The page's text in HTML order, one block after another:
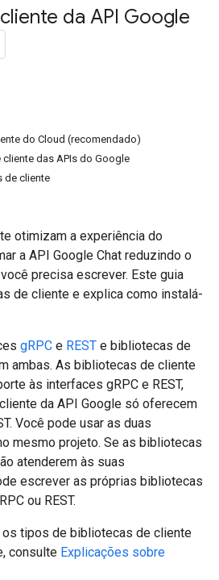
da API Google
do Cloud (recomendado)
das APIs do Google
de cliente
otimizam a experiência do
a API Google Chat reduzindo o
precisa escrever. Este guia
de cliente e explica como instalá-
gRPC e REST e bibliotecas de
ambas. As bibliotecas de cliente
às interfaces gRPC e REST,
da API Google só oferecem
Você pode usar as duas
mesmo projeto. Se as bibliotecas
atenderem às suas
escrever as próprias bibliotecas
ou REST.
tipos de bibliotecas de cliente
consulte Explicações sobre